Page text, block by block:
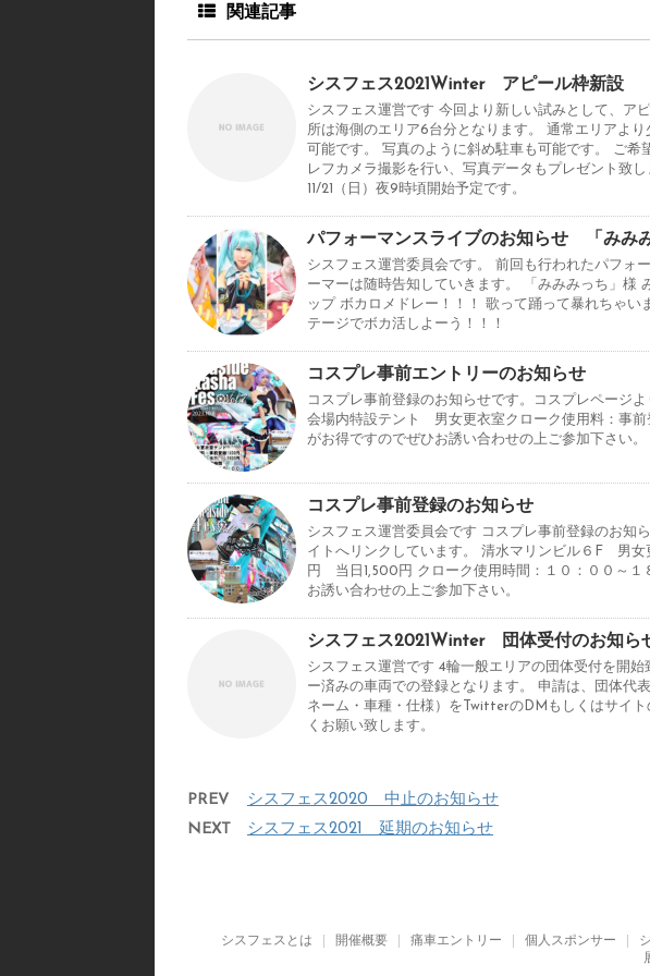
関連記事
シスフェス2021Winter アピール枠新設
シスフェス運営です 今回より新しい試みとして、ア
所は海側のエリア6台分となります。 通常エリアよ
可能です。 写真のように斜め駐車も可能です。 ご希
レフカメラ撮影を行い、写真データもプレゼント致
11/21（日）夜9時頃開始予定です。
パフォーマンスライブのお知らせ 「みみ
シスフェス運営委員会です。 前回も行われたパフォ
ーマーは随時告知していきます。 「みみみっち」様
ップ ボカロメドレー！！！ 歌って踊って暴れちゃい
テージでボカ活しよーう！！！
コスプレ事前エントリーのお知らせ
コスプレ事前登録のお知らせです。コスプレページ
会場内特設テント 男女更衣室クローク使用料：事
がお得ですのでぜひお誘い合わせの上ご参加下さい。
コスプレ事前登録のお知らせ
シスフェス運営委員会です コスプレ事前登録のお知
イトへリンクしています。 清水マリンビル６F 男女
円 当日1,500円 クローク使用時間：１０：００～１
お誘い合わせの上ご参加下さい。
シスフェス2021Winter 団体受付のお知ら
シスフェス運営です 4輪一般エリアの団体受付を開
ー済みの車両での登録となります。 申請は、団体代
ネーム・車種・仕様）をTwitterのDMもしくはサイ
くお願い致します。
PREV
シスフェス2020 中止のお知らせ
NEXT
シスフェス2021 延期のお知らせ
シスフェスとは 開催概要 痛車エントリー 個人スポンサー